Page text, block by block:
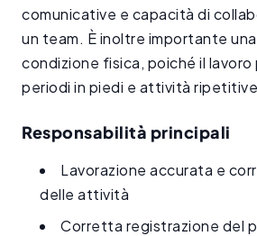
comunicative e capacità di
un team. È inoltre importante
condizione fisica, poiché il lavoro
periodi in piedi e attività
Responsabilità principali
Lavorazione accurata e
delle attività
Corretta registrazione del